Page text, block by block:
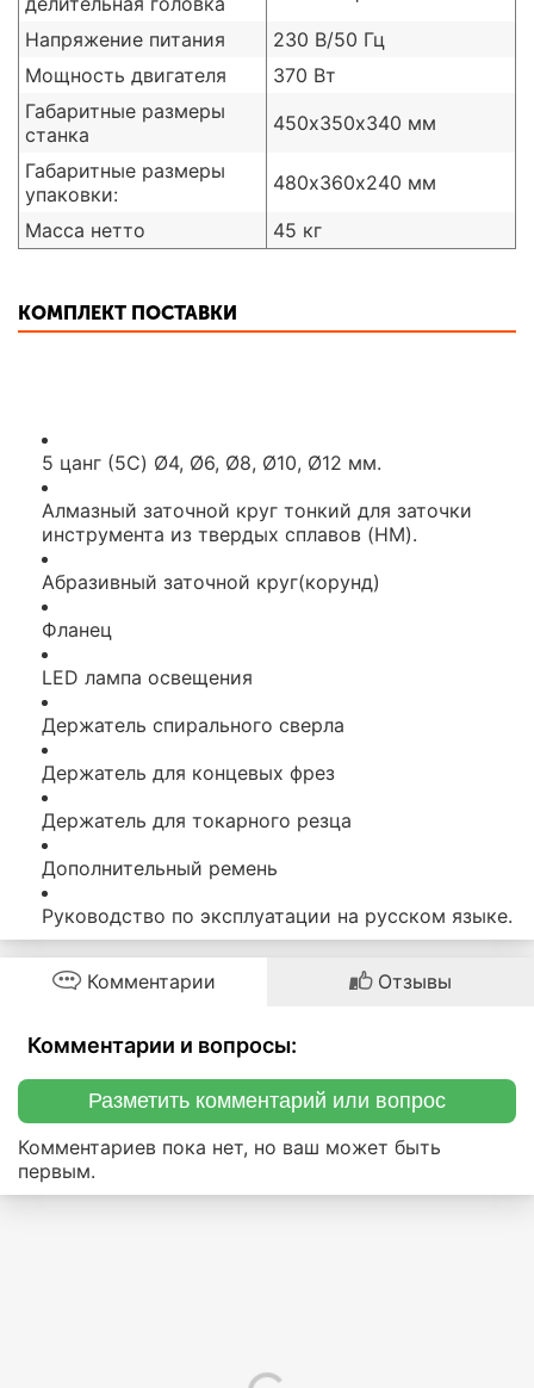
Напряжение питания
230 В/50 Гц
Мощность двигателя
370 Вт
Габаритные размеры
станка
450х350х340 мм
Габаритные размеры
упаковки:
480х360х240 мм
Масса нетто
45 кг
КОМПЛЕКТ ПОСТАВКИ
5 цанг (5C) Ø4, Ø6, Ø8, Ø10, Ø12 мм.
Алмазный заточной круг тонкий для заточки
инструмента из твердых сплавов (HM).
Абразивный заточной круг(корунд)
Фланец
LED лампа освещения
Держатель спирального сверла
Держатель для концевых фрез
Держатель для токарного резца
Дополнительный ремень
Руководство по эксплуатации на русском языке.
Комментарии Отзывы
Комментарии и вопросы:
Разметить комментарий или вопрос
Комментариев пока нет, но ваш может быть
первым.